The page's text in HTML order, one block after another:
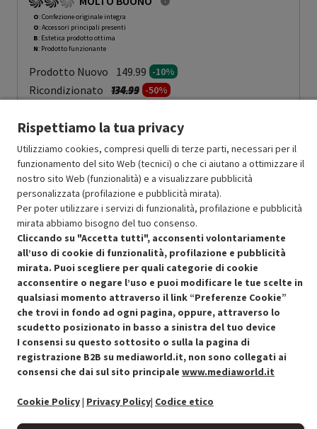
O: Confezione originale integra
O: Accessori principali presenti
B: Estetica prodotto ottima
N: Prodotto funzionante
Prodotto Nuovo 149.99 -10%
Ricondizionato Prezzo ridotto da
134.99a-50%
67.49
Aggiungi al carrello
SCONTO RICONDIZIONATI
Approfitta dello sconto del 50% sul prodotto ricondizionato.
Condizioni generali di vendita
Cookie Policy
Preferenze cookie
Informativa privacy
Recedere dal contratto qui
Rispettiamo la tua privacy
Utilizziamo cookies, compresi quelli di terze parti, necessari per il
funzionamento del sito Web (tecnici) o che ci aiutano a ottimizzare il
nostro sito Web (funzionalità) e a visualizzare pubblicità
personalizzata (profilazione e pubblicità mirata).
Per poter utilizzare i servizi di funzionalità, profilazione e pubblicità
mirata abbiamo bisogno del tuo consenso.
Cliccando su "Accetta tutti", acconsenti volontariamente
all’uso di cookie di funzionalità, profilazione e pubblicità
mirata. Puoi scegliere per quali categorie di cookie
acconsentire o negare l’uso e puoi modificare le tue scelte in
qualsiasi momento attraverso il link “Preferenze Cookie”
che trovi in fondo ad ogni pagina, oppure, attraverso lo
scudetto posizionato in basso a sinistra del tuo device
I consensi su questo sottosito o sulla la pagina di
registrazione B2B su mediaworld.it, non sono collegati ai
consensi che dai sul sito principale www.mediaworld.it
Cookie Policy| Privacy Policy| Codice etico